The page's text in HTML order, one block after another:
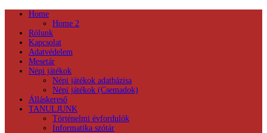
Home
Home 2
Rólunk
Kapcsolat
Adatvédelem
Mesetár
Népi játékok
Népi játékok adatbázisa
Népi játékok (Csemadok)
Álláskereső
TANULJUNK
Történelmi évfordulók
Informatika szótár